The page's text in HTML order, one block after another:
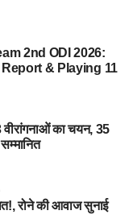
में रखते हुए बोर्ड ने
विवरण इस प्रकार है:
सीमा
वर्ष
2nd ODI 2026:
& Playing 11
वीरांगनाओं का चयन, 35
रोने की आवाज सुनाई